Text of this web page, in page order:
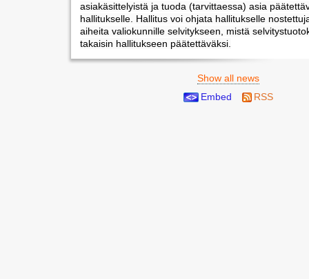
asiakäsittelyistä ja tuoda (tarvittaessa) asia
hallitukselle. Hallitus voi ohjata hallitukselle
aiheita valiokunnille selvitykseen, mistä
takaisin hallitukseen päätettäväksi.
Show all news
Embed
RSS